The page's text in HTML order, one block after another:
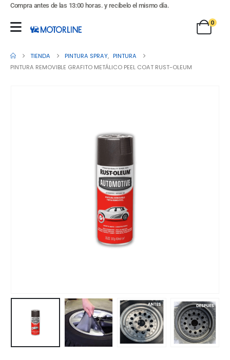
Compra antes de las 13:00 horas. y recíbelo el mismo día.
0
TIENDA PINTURA SPRAY, PINTURA
PINTURA REMOVIBLE GRAFITO METÁLICO PEEL COAT RUST-OLEUM